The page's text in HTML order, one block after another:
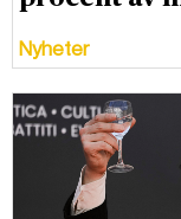
Nyheter